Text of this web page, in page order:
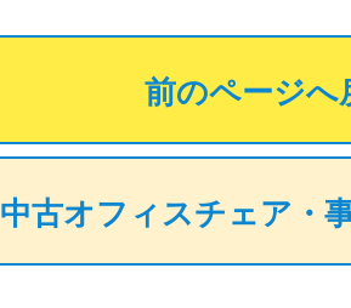
前のページへ
中古オフィスチェア・